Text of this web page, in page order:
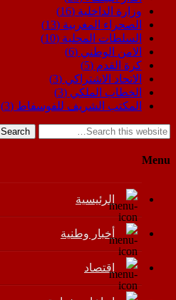
وزارة الداخلية (16)
الصحراء المغربية (13)
السلطات المحلية (10)
الامن الوطني (6)
كرة القدم (5)
الاتحاد الاشتراكي (3)
الخطاب الملكي (3)
المكتب الشريف للفوسفاط (3)
Search
Menu
الرئيسية
أخبار وطنية
اقتصاد